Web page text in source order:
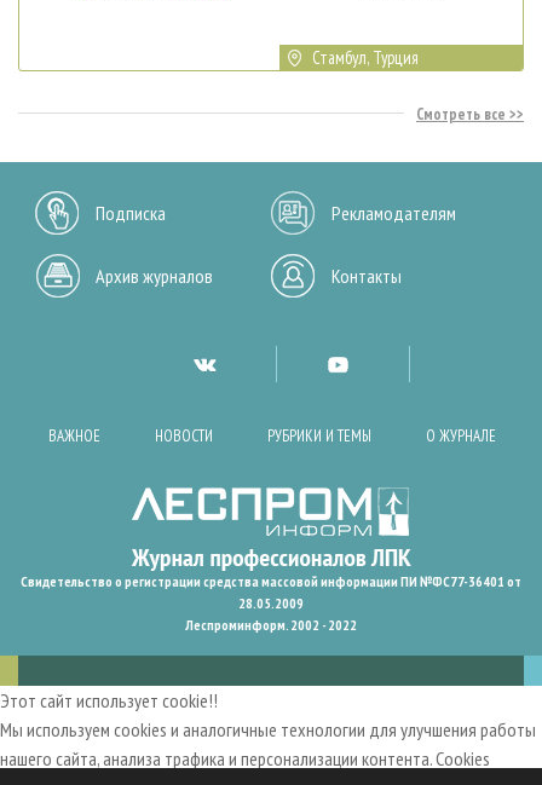
Стамбул, Турция
Смотреть все
Подписка Рекламодателям
Архив журналов Контакты
ВАЖНОЕ НОВОСТИ РУБРИКИ И ТЕМЫ О ЖУРНАЛЕ
Свидетельство о регистрации средства массовой информации ПИ №ФС77-36401 от
28.05.2009
Леспроминформ. 2002 - 2022
Этот сайт использует cookie!!
Мы используем cookies и аналогичные технологии для улучшения работы
нашего сайта, анализа трафика и персонализации контента. Cookies